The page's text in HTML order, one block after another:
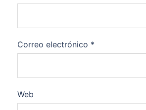
Correo electrónico *
Web